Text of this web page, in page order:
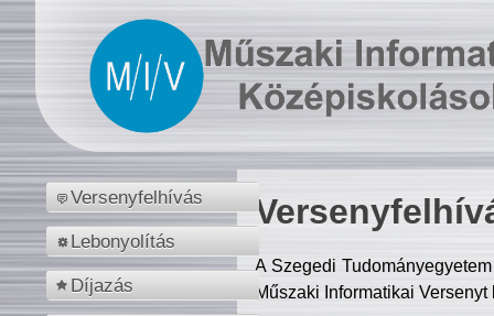
Versenyfelhívás
Lebonyolítás
Díjazás
A Szegedi
Műszaki Informatikai